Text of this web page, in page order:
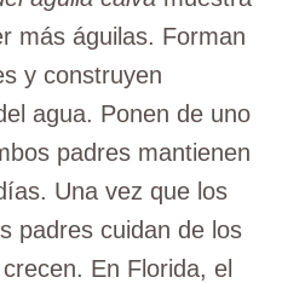
más águilas. Forman
y construyen
agua. Ponen de uno
padres mantienen
Una vez que los
padres cuidan de los
En Florida, el